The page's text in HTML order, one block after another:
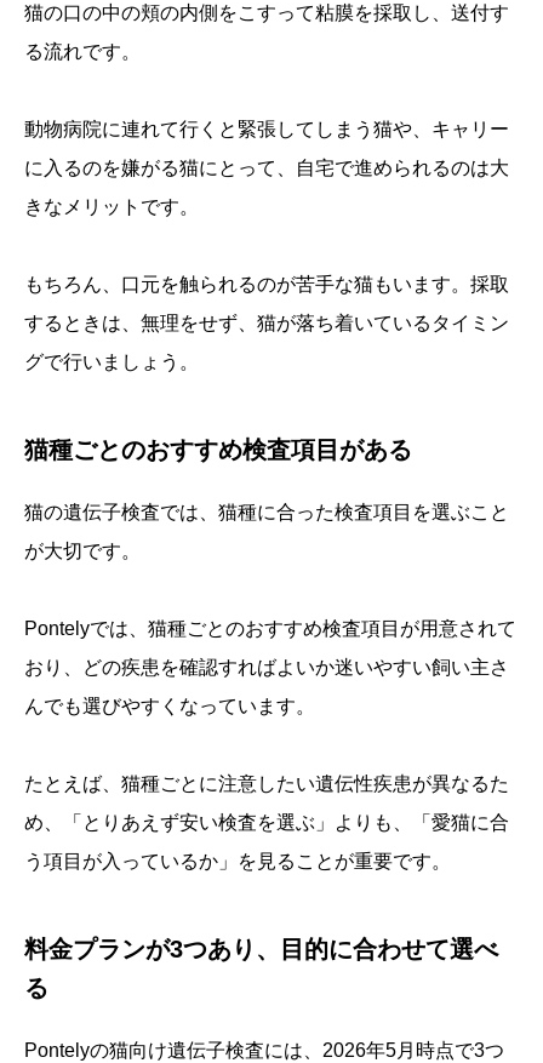
猫の口の中の頬の内側をこすって粘膜を採取し、送付す
る流れです。
動物病院に連れて行くと緊張してしまう猫や、キャリー
に入るのを嫌がる猫にとって、自宅で進められるのは大
きなメリットです。
もちろん、口元を触られるのが苦手な猫もいます。採取
するときは、無理をせず、猫が落ち着いているタイミン
グで行いましょう。
猫種ごとのおすすめ検査項目がある
猫の遺伝子検査では、猫種に合った検査項目を選ぶこと
が大切です。
Pontelyでは、猫種ごとのおすすめ検査項目が用意されて
おり、どの疾患を確認すればよいか迷いやすい飼い主さ
んでも選びやすくなっています。
たとえば、猫種ごとに注意したい遺伝性疾患が異なるた
め、「とりあえず安い検査を選ぶ」よりも、「愛猫に合
う項目が入っているか」を見ることが重要です。
料金プランが3つあり、目的に合わせて選べ
る
Pontelyの猫向け遺伝子検査には、2026年5月時点で3つ